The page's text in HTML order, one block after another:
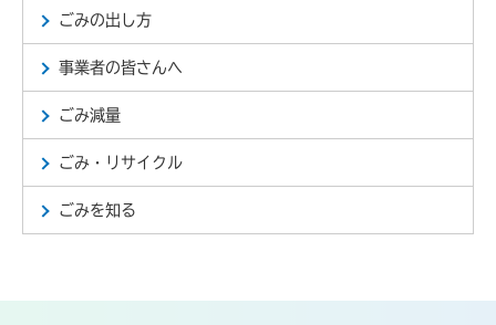
ごみの出し方
事業者の皆さんへ
ごみ減量
ごみ・リサイクル
ごみを知る